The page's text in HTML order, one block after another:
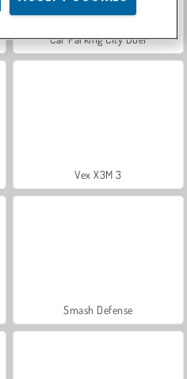
Car Parking City Duel
Vex X3M 3
Smash Defense